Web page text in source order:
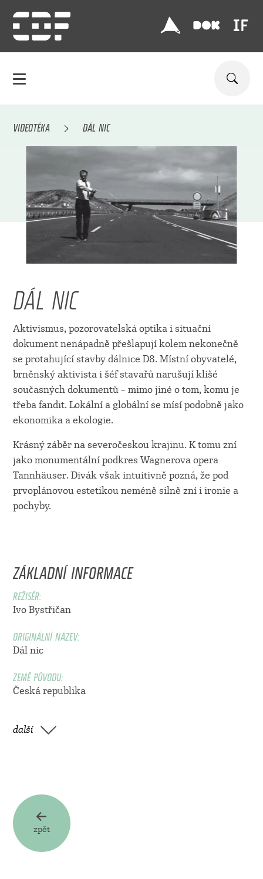
VIDEOTÉKA DÁL NIC
DÁL NIC
Aktivismus, pozorovatelská optika i situační
dokument nenápadně přešlapují kolem nekonečně
se protahující stavby dálnice D8. Místní obyvatelé,
brněnský aktivista i šéf stavařů narušují klišé
současných dokumentů – mimo jiné o tom, komu je
třeba fandit. Lokální a globální se mísí podobně jako
ekonomika a ekologie.
Krásný záběr na severočeskou krajinu. K tomu zní
jako monumentální podkres Wagnerova opera
Tannhäuser. Divák však intuitivně pozná, že pod
prvoplánovou estetikou neméně silně zní i ironie a
pochyby.
ZÁKLADNÍ INFORMACE
REŽISÉR:
Ivo Bystřičan
ORIGINÁLNÍ NÁZEV:
Dál nic
ZEMĚ PŮVODU:
Česká republika
další
zpět